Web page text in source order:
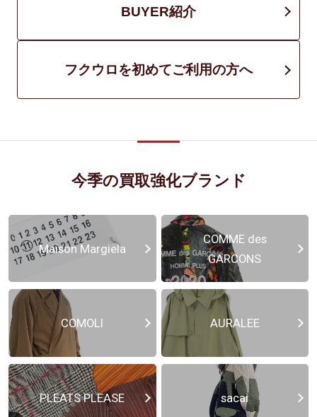
BUYER紹介
フクウロを初めてご利用の方へ
今季の買取強化ブランド
Maison Margiela
COMME des
GARCONS
COMOLI AURALEE
PLEATS PLEASE sacai